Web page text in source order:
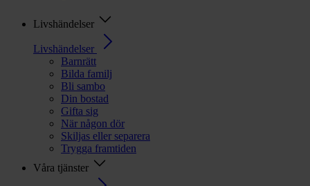
Livshändelser
Livshändelser
Barnrätt
Bilda familj
Bli sambo
Din bostad
Gifta sig
När någon dör
Skiljas eller separera
Trygga framtiden
Våra tjänster